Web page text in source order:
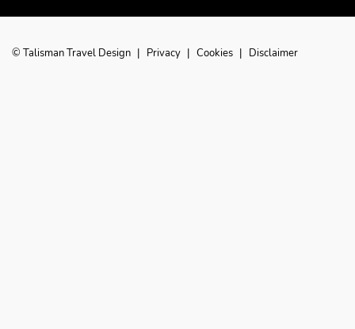
© Talisman Travel Design | Privacy | Cookies | Disclaimer